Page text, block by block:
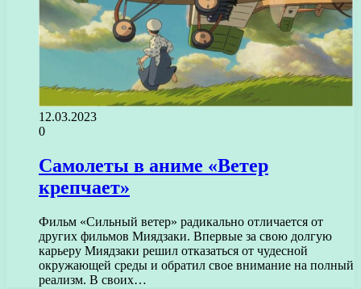
12.03.2023
0
Самолеты в аниме «Ветер
крепчает»
Фильм «Сильный ветер» радикально отличается от
других фильмов Миядзаки. Впервые за свою долгую
карьеру Миядзаки решил отказаться от чудесной
окружающей среды и обратил свое внимание на полный
реализм. В своих…